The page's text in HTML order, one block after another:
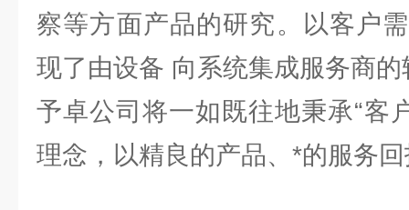
察等方面产品的研究。以客户
现了由设备 向系统集成服务商的
予卓公司将一如既往地秉承“客
理念，以精良的产品、*的服务